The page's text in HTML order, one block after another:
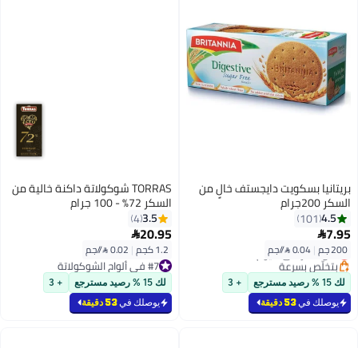
بريتانيا بسكويت دايجستف خالٍ من
السكر 200جرام
4.5
101
7.95
200 جم |
أقل سعر في 7 يوم
بتخلّص بسرعة
أقل سعر في 7 يوملك 15 % رصيد مسترجع + 3
يوصلك في53 دقيقة
TORRAS شوكولاتة داكنة خالية من
السكر 72% - 100 جرام
3.5
4
20.95
1.2 كجم |
#7 في ألواح الشوكولاتة
#7 في ألواح الشوكولاتةلك 15 % رصيد مسترجع + 3
يوصلك في53 دقيقة